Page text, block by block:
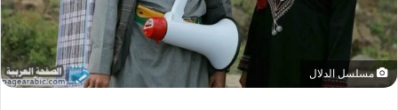
مسلسل الدلال